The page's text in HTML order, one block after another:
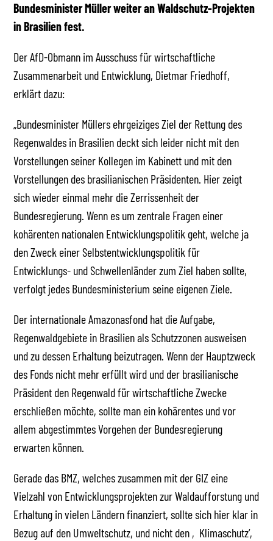
Bundesminister Müller weiter an Waldschutz-Projekten
in Brasilien fest.
Der AfD-Obmann im Ausschuss für wirtschaftliche
Zusammenarbeit und Entwicklung, Dietmar Friedhoff,
erklärt dazu:
„Bundesminister Müllers ehrgeiziges Ziel der Rettung des
Regenwaldes in Brasilien deckt sich leider nicht mit den
Vorstellungen seiner Kollegen im Kabinett und mit den
Vorstellungen des brasilianischen Präsidenten. Hier zeigt
sich wieder einmal mehr die Zerrissenheit der
Bundesregierung. Wenn es um zentrale Fragen einer
kohärenten nationalen Entwicklungspolitik geht, welche ja
den Zweck einer Selbstentwicklungspolitik für
Entwicklungs- und Schwellenländer zum Ziel haben sollte,
verfolgt jedes Bundesministerium seine eigenen Ziele.
Der internationale Amazonasfond hat die Aufgabe,
Regenwaldgebiete in Brasilien als Schutzzonen ausweisen
und zu dessen Erhaltung beizutragen. Wenn der Hauptzweck
des Fonds nicht mehr erfüllt wird und der brasilianische
Präsident den Regenwald für wirtschaftliche Zwecke
erschließen möchte, sollte man ein kohärentes und vor
allem abgestimmtes Vorgehen der Bundesregierung
erwarten können.
Gerade das BMZ, welches zusammen mit der GIZ eine
Vielzahl von Entwicklungsprojekten zur Waldaufforstung und
Erhaltung in vielen Ländern finanziert, sollte sich hier klar in
Bezug auf den Umweltschutz, und nicht den ‚Klimaschutz‘,